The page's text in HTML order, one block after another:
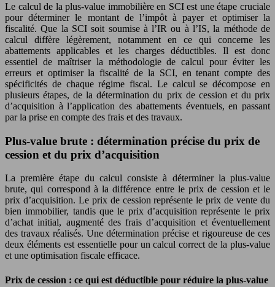
Le calcul de la plus-value immobilière en SCI est une étape cruciale
pour déterminer le montant de l’impôt à payer et optimiser la
fiscalité. Que la SCI soit soumise à l’IR ou à l’IS, la méthode de
calcul diffère légèrement, notamment en ce qui concerne les
abattements applicables et les charges déductibles. Il est donc
essentiel de maîtriser la méthodologie de calcul pour éviter les
erreurs et optimiser la fiscalité de la SCI, en tenant compte des
spécificités de chaque régime fiscal. Le calcul se décompose en
plusieurs étapes, de la détermination du prix de cession et du prix
d’acquisition à l’application des abattements éventuels, en passant
par la prise en compte des frais et des travaux.
Plus-value brute : détermination précise du prix de
cession et du prix d’acquisition
La première étape du calcul consiste à déterminer la plus-value
brute, qui correspond à la différence entre le prix de cession et le
prix d’acquisition. Le prix de cession représente le prix de vente du
bien immobilier, tandis que le prix d’acquisition représente le prix
d’achat initial, augmenté des frais d’acquisition et éventuellement
des travaux réalisés. Une détermination précise et rigoureuse de ces
deux éléments est essentielle pour un calcul correct de la plus-value
et une optimisation fiscale efficace.
Prix de cession : ce qui est déductible pour réduire la plus-value